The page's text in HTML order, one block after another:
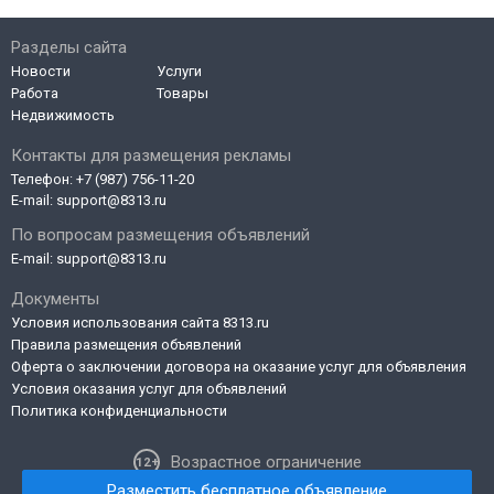
Контакты для размещения рекламы
Телефон: +7 (987) 756-11-20
E-mail: support@8313.ru
По вопросам размещения объявлений
E-mail: support@8313.ru
Документы
Условия использования сайта 8313.ru
Правила размещения объявлений
Оферта о заключении договора на оказание услуг для объявления
Условия оказания услуг для объявлений
Политика конфиденциальности
Возрастное ограничение
Разделы сайта
Новости
Работа
Недвижимость
Услуги
Товары